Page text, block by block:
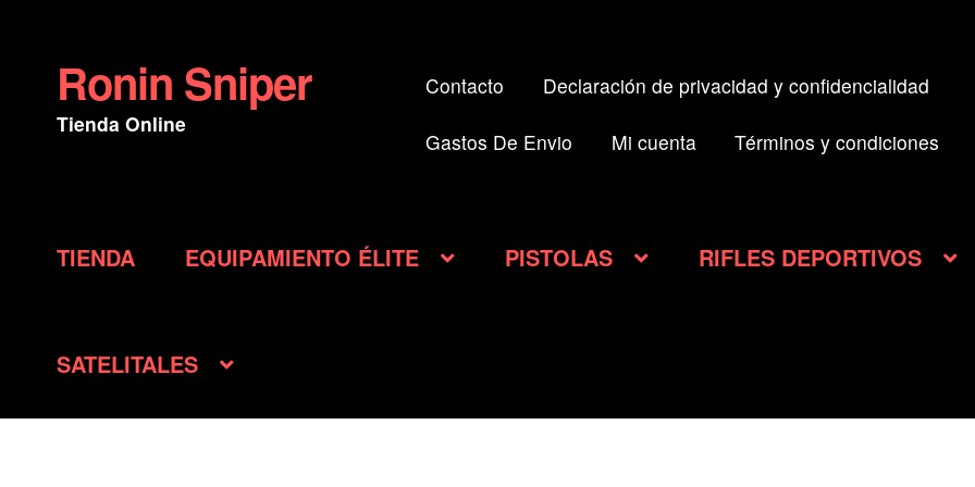
Ir
a
la
Ir
al
contenido
Ronin Sniper
Tienda Online
Contacto Declaración de privacidad y confidencialidad
Gastos De Envio Mi cuenta Términos y condiciones
TIENDA EQUIPAMIENTO ÉLITE PISTOLAS RIFLES DEPORTIVOS
SATELITALES